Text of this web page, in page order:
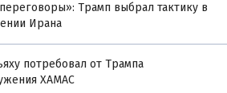
Трамп выбрал тактику в
Ирана
потребовал от Трампа
ХАМАС